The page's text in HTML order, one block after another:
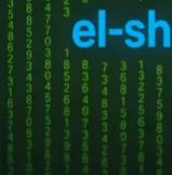
1. Скачиваем
https://www.comss.ru/
2. Переходим в меню и
5AVJN-02N55-W5ZET-